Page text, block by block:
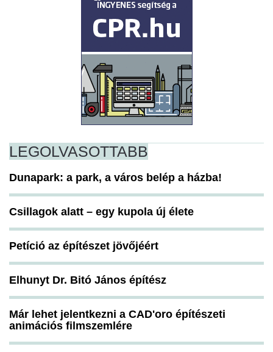
LEGOLVASOTTABB
Dunapark: a park, a város belép a házba!
Csillagok alatt – egy kupola új élete
Petíció az építészet jövőjéért
Elhunyt Dr. Bitó János építész
Már lehet jelentkezni a CAD'oro építészeti
animációs filmszemlére